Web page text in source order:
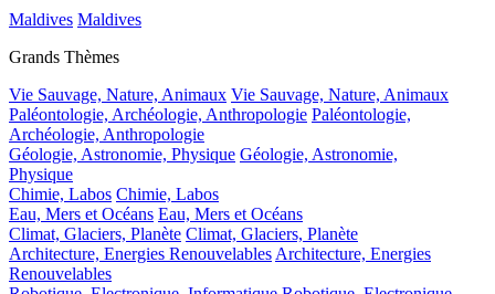
Maldives Maldives
Grands Thèmes
Vie Sauvage, Nature, Animaux Vie Sauvage, Nature, Animaux
Paléontologie, Archéologie, Anthropologie Paléontologie,
Archéologie, Anthropologie
Géologie, Astronomie, Physique Géologie, Astronomie,
Physique
Chimie, Labos Chimie, Labos
Eau, Mers et Océans Eau, Mers et Océans
Climat, Glaciers, Planète Climat, Glaciers, Planète
Architecture, Energies Renouvelables Architecture, Energies
Renouvelables